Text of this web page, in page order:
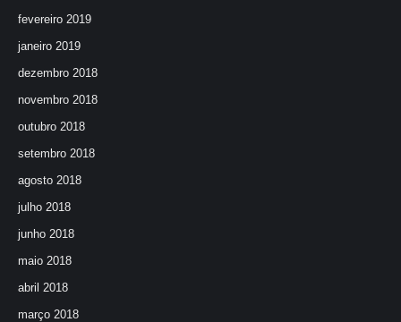
fevereiro 2019
janeiro 2019
dezembro 2018
novembro 2018
outubro 2018
setembro 2018
agosto 2018
julho 2018
junho 2018
maio 2018
abril 2018
março 2018